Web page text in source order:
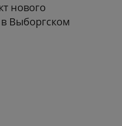
нового
Выборгском